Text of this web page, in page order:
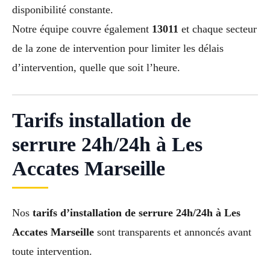
disponibilité constante.
Notre équipe couvre également 13011 et chaque secteur
de la zone de intervention pour limiter les délais
d’intervention, quelle que soit l’heure.
Tarifs installation de
serrure 24h/24h à Les
Accates Marseille
Nos tarifs d’installation de serrure 24h/24h à Les
Accates Marseille sont transparents et annoncés avant
toute intervention.